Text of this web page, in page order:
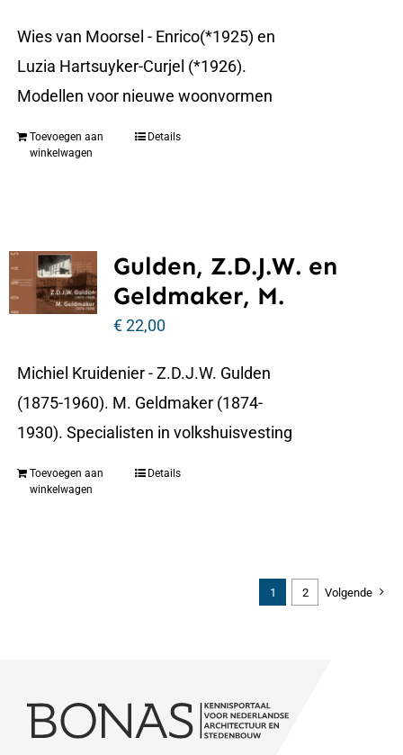
Wies van Moorsel - Enrico(*1925) en
Luzia Hartsuyker-Curjel (*1926).
Modellen voor nieuwe woonvormen
Toevoegen aan
winkelwagen
Details
Gulden, Z.D.J.W. en
Geldmaker, M.
€22,00
Michiel Kruidenier - Z.D.J.W. Gulden
(1875-1960). M. Geldmaker (1874-
1930). Specialisten in volkshuisvesting
Toevoegen aan
winkelwagen
Details
1 2 Volgende